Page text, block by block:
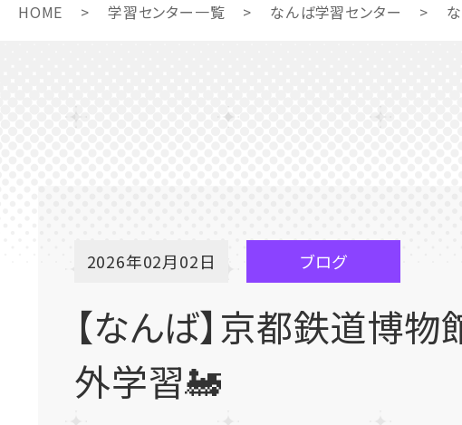
HOME > 学習センター一覧 > なんば学習センター >
2026年02月02日 ブログ
【なんば】京都鉄道博物
外学習🚂